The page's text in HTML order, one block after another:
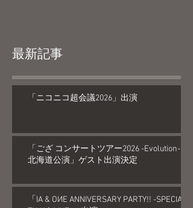
最新記事
「ニコニコ超会議2026」出演
「ござ コンサートツアー2026 -Evolution-
北海道公演」ゲスト出演決定
「IA & OИE ANNIVERSARY PARTY!! -SPECIAL